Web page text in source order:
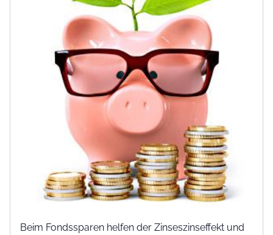
Beim Fondssparen helfen der Zinseszinseffekt und